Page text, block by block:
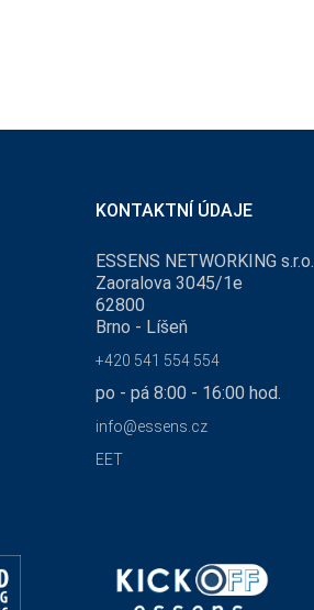
KONTAKTNÍ ÚDAJE
ESSENS NETWORKING s.r.o.
Zaoralova 3045/1e
62800
Brno - Líšeň
+420 541 554 554
po - pá 8:00 - 16:00 hod.
info@essens.cz
EET